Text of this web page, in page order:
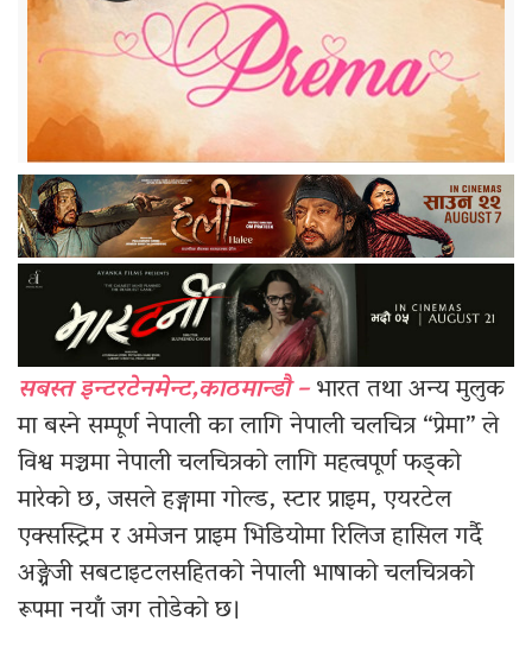
सबस्त इन्टरटेनमेन्ट,काठमान्डौ –भारत तथा अन्य मुलुक
मा बस्ने सम्पूर्ण नेपाली का लागि नेपाली चलचित्र “प्रेमा” ले
विश्व मञ्चमा नेपाली चलचित्रको लागि महत्वपूर्ण फड्को
मारेको छ, जसले हङ्गामा गोल्ड, स्टार प्राइम, एयरटेल
एक्सस्ट्रिम र अमेजन प्राइम भिडियोमा रिलिज हासिल गर्दै
अङ्ग्रेजी सबटाइटलसहितको नेपाली भाषाको चलचित्रको
रूपमा नयाँ जग तोडेको छ।